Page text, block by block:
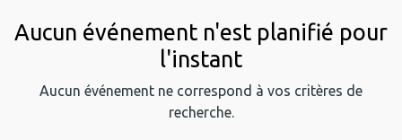
Aucun événement n'est planifié pour
l'instant
Aucun événement ne correspond à vos critères de
recherche.